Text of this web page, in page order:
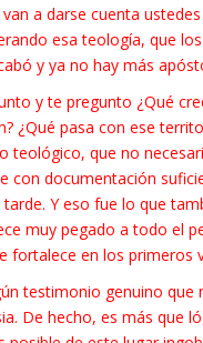
a darse cuenta
esa teología, que
y ya no hay más
y te pregunto ¿Qué
¿Qué pasa con ese
teológico, que no
con documentación
Y eso fue lo que
muy pegado a todo el
fortalece en los primeros
testimonio genuino
De hecho, es más que